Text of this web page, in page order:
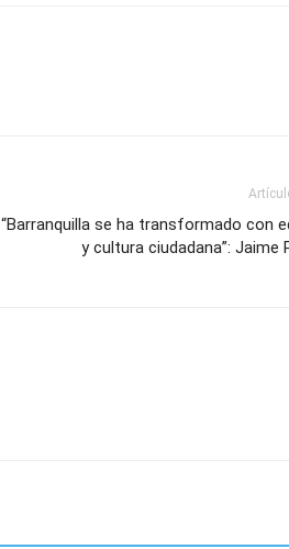
“Barranquilla se ha transformado con
y cultura ciudadana”: Jaime